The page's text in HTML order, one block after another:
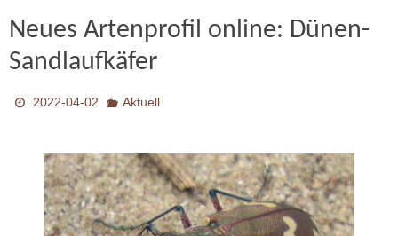
Neues Artenprofil online: Dünen-
Sandlaufkäfer
2022-04-02 Aktuell